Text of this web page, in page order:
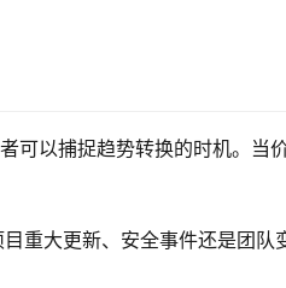
可以捕捉趋势转换的时机。当
重大更新、安全事件还是团队